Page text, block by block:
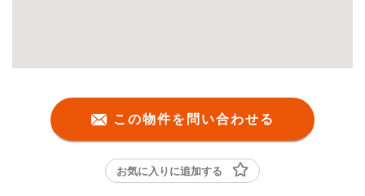
この物件を問い合わせる
お気に入りに追加する